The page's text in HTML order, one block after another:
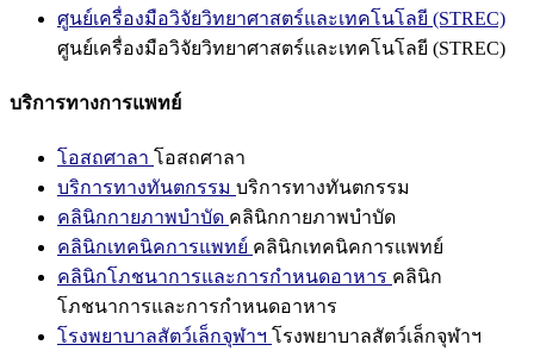
ศูนย์เครื่องมือวิจัยวิทยาศาสตร์และเทคโนโลยี (STREC)
ศูนย์เครื่องมือวิจัยวิทยาศาสตร์และเทคโนโลยี (STREC)
บริการทางการแพทย์
โอสถศาลา โอสถศาลา
บริการทางทันตกรรม บริการทางทันตกรรม
คลินิกกายภาพบำบัด คลินิกกายภาพบำบัด
คลินิกเทคนิคการแพทย์ คลินิกเทคนิคการแพทย์
คลินิกโภชนาการและการกำหนดอาหาร คลินิก
โภชนาการและการกำหนดอาหาร
โรงพยาบาลสัตว์เล็กจุฬาฯ โรงพยาบาลสัตว์เล็กจุฬาฯ